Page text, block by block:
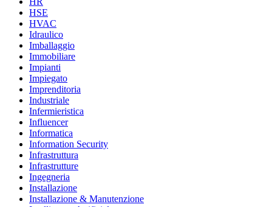
HSE
HVAC
Idraulico
Imballaggio
Immobiliare
Impianti
Impiegato
Imprenditoria
Industriale
Infermieristica
Influencer
Informatica
Information Security
Infrastruttura
Infrastrutture
Ingegneria
Installazione
Installazione & Manutenzione